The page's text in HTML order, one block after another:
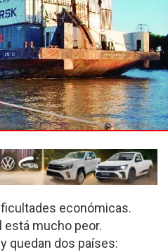
económicas.
está mucho peor.
quedan dos países: